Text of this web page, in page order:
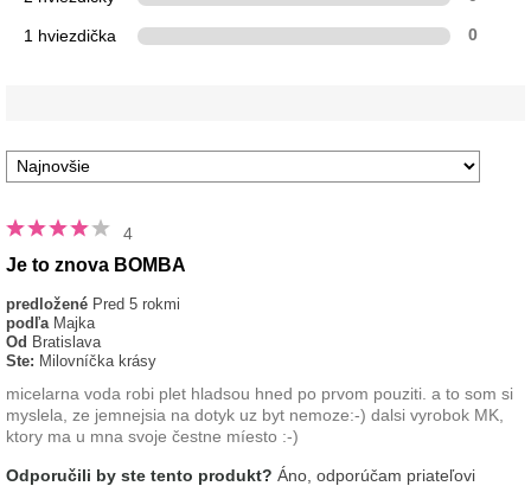
1 hviezdička 0
4
Je to znova BOMBA
predložené Pred 5 rokmi
podľa Majka
Od Bratislava
Ste: Milovníčka krásy
micelarna voda robi plet hladsou hned po prvom pouziti. a to som si
myslela, ze jemnejsia na dotyk uz byt nemoze:-) dalsi vyrobok MK,
ktory ma u mna svoje čestne míesto :-)
Odporučili by ste tento produkt? Áno, odporúčam priateľovi